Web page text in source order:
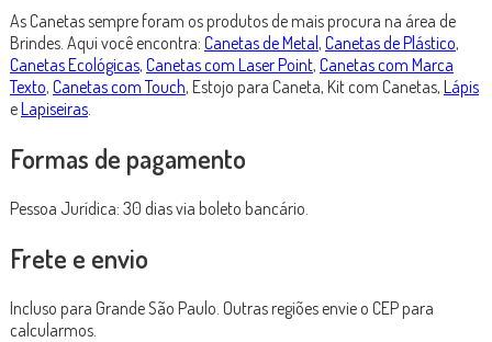
As Canetas sempre foram os produtos de mais procura na área de
Brindes. Aqui você encontra: Canetas de Metal, Canetas de Plástico,
Canetas Ecológicas, Canetas com Laser Point, Canetas com Marca
Texto, Canetas com Touch, Estojo para Caneta, Kit com Canetas, Lápis
eLapiseiras.
Formas de pagamento
Pessoa Jurídica: 30 dias via boleto bancário.
Frete e envio
Incluso para Grande São Paulo. Outras regiões envie o CEP para
calcularmos.